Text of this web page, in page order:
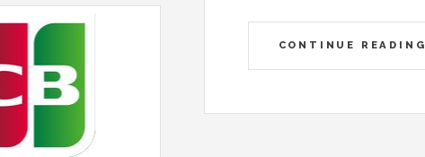
CONTINUE READING